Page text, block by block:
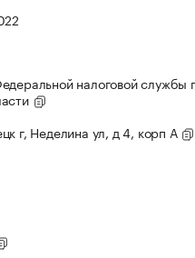
налоговой службы
г, Неделина ул, д 4, корп А